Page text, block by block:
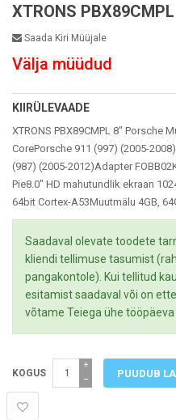
XTRONS PBX89CMPL
Saada Kiri Müüjale
Välja müüdud
KIIRÜLEVAADE
XTRONS PBX89CMPL 8" Porsche
CorePorsche 911 (997) (2005-
(987) (2005-2012)Adapter
Pie8.0" HD mahutundlik ekraan
64bit Cortex-A53Muutmälu 4GB,
Saadaval olevate toodete
kliendi tellimuse tasumist
pangakontole). Kui tellitud
esitamist saadaval või on
võtame Teiega ühe tööpäeva
KOGUS −
+